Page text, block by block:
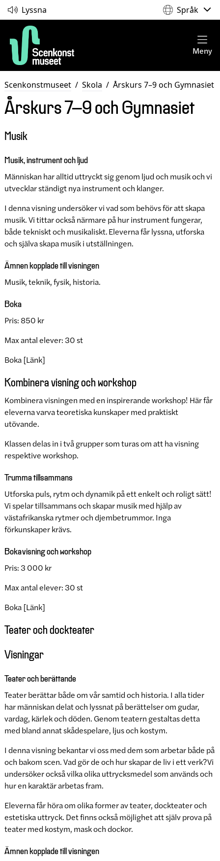
Lyssna Språk
Meny
Scenkonstmuseet / Skola / Årskurs 7–9 och Gymnasiet
Årskurs 7–9 och Gymnasiet
Musik
Musik, instrument och ljud
Människan har alltid uttryckt sig genom ljud och musik och vi
utvecklar ständigt nya instrument och klanger.
I denna visning undersöker vi vad som behövs för att skapa
musik. Vi tittar också närmare på hur instrument fungerar,
både tekniskt och musikaliskt. Eleverna får lyssna, utforska
och själva skapa musik i utställningen.
Ämnen kopplade till visningen
Musik, teknik, fysik, historia.
Boka
Pris: 850 kr
Max antal elever: 30 st
Boka [Länk]
Kombinera visning och workshop
Kombinera visningen med en inspirerande workshop! Här får
eleverna varva teoretiska kunskaper med praktiskt
utövande.
Klassen delas in i två grupper som turas om att ha visning
respektive workshop.
Trumma tillsammans
Utforska puls, rytm och dynamik på ett enkelt och roligt sätt!
Vi spelar tillsammans och skapar musik med hjälp av
västafrikanska rytmer och djembetrummor. Inga
förkunskaper krävs.
Boka visning och workshop
Pris: 3 000 kr
Max antal elever: 30 st
Boka [Länk]
Teater och dockteater
Visningar
Teater och berättande
Teater berättar både om vår samtid och historia. I alla tider
har människan delat och lyssnat på berättelser om gudar,
vardag, kärlek och döden. Genom teatern gestaltas detta
med bland annat skådespelare, ljus och kostym.
I denna visning bekantar vi oss med dem som arbetar både på
och bakom scen. Vad gör de och hur skapar de liv i ett verk? Vi
undersöker också vilka olika uttrycksmedel som används och
hur en karaktär arbetas fram.
Eleverna får höra om olika former av teater, dockteater och
estetiska uttryck. Det finns också möjlighet att själv prova på
teater med kostym, mask och dockor.
Ämnen kopplade till visningen